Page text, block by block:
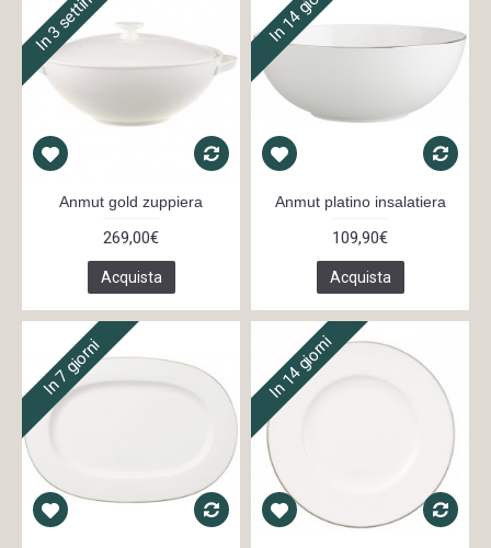
Anmut gold zuppiera
269,00€
Acquista
Anmut platino insalatiera
109,90€
Acquista
In 7 giorni In 14 giorni